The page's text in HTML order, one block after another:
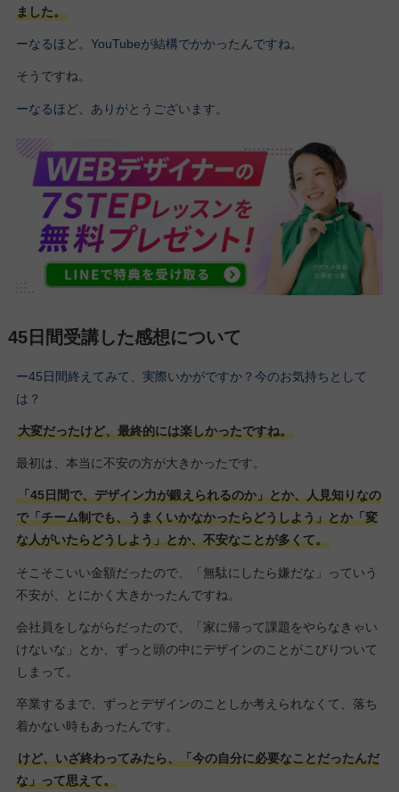
ました。
ーなるほど。YouTubeが結構でかかったんですね。
そうですね。
ーなるほど、ありがとうございます。
45日間受講した感想について
ー45日間終えてみて、実際いかがですか？今のお気持ちとして
は？
大変だったけど、最終的には楽しかったですね。
最初は、本当に不安の方が大きかったです。
「45日間で、デザイン力が鍛えられるのか」とか、人見知りなの
で「チーム制でも、うまくいかなかったらどうしよう」とか「変
な人がいたらどうしよう」とか、不安なことが多くて。
そこそこいい金額だったので、「無駄にしたら嫌だな」っていう
不安が、とにかく大きかったんですね。
会社員をしながらだったので、「家に帰って課題をやらなきゃい
けないな」とか、ずっと頭の中にデザインのことがこびりついて
しまって。
卒業するまで、ずっとデザインのことしか考えられなくて、落ち
着かない時もあったんです。
けど、いざ終わってみたら、「今の自分に必要なことだったんだ
な」って思えて。